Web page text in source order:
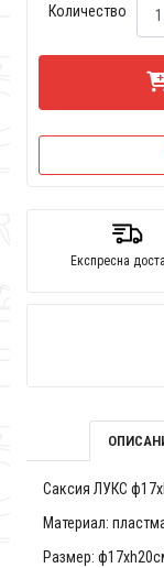
Количество
Експресна
Саксия ЛУКС
Материал:
Размер: